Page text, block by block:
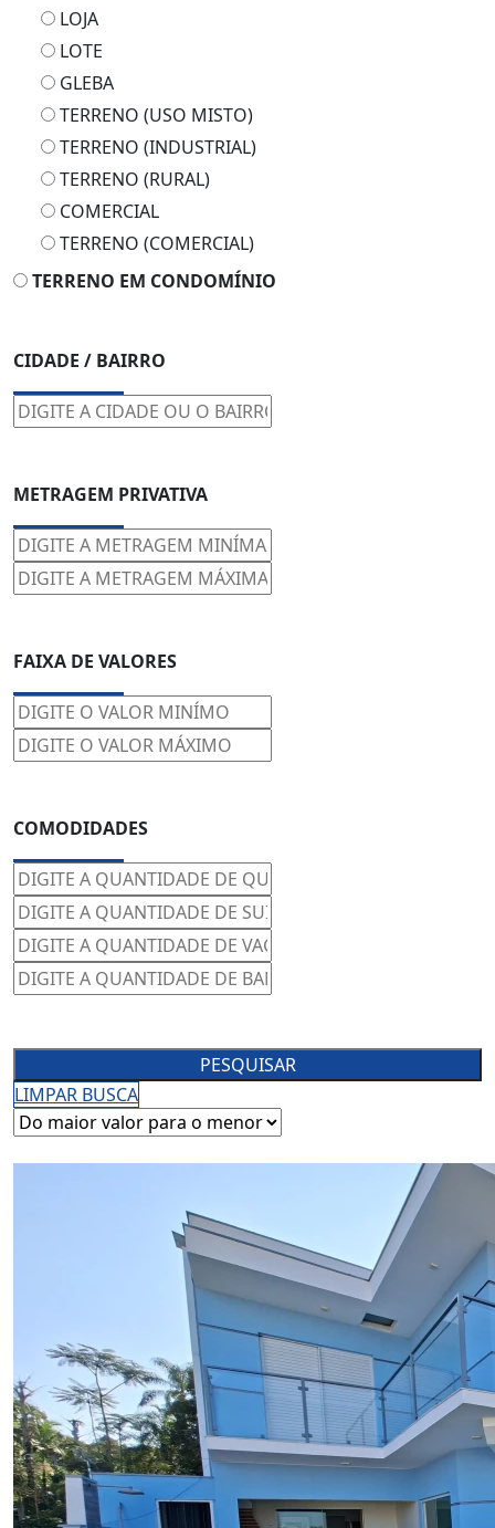
LOJA
LOTE
GLEBA
TERRENO (USO MISTO)
TERRENO (INDUSTRIAL)
TERRENO (RURAL)
COMERCIAL
TERRENO (COMERCIAL)
TERRENO EM CONDOMÍNIO
CIDADE / BAIRRO
METRAGEM PRIVATIVA
FAIXA DE VALORES
COMODIDADES
PESQUISAR
LIMPAR BUSCA